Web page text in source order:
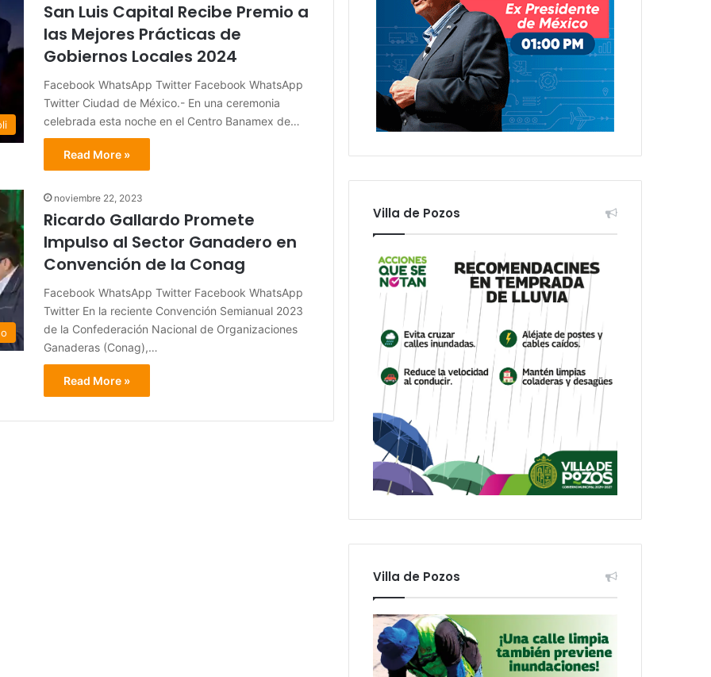
San Luis Capital Recibe Premio a
las Mejores Prácticas de
Gobiernos Locales 2024
Facebook WhatsApp Twitter Facebook WhatsApp
Twitter Ciudad de México.- En una ceremonia
celebrada esta noche en el Centro Banamex de…
Read More »
noviembre 22, 2023
Ricardo Gallardo Promete
Impulso al Sector Ganadero en
Convención de la Conag
Facebook WhatsApp Twitter Facebook WhatsApp
Twitter En la reciente Convención Semianual 2023
de la Confederación Nacional de Organizaciones
Ganaderas (Conag),…
Read More »
Villa de Pozos
Villa de Pozos